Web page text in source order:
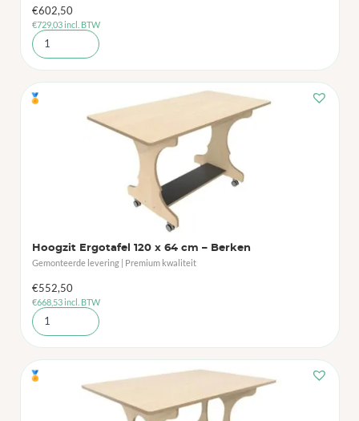
€602,50
€729,03incl. BTW
🏅
Hoogzit Ergotafel 120 x 64 cm – Berken
Gemonteerde levering | Premium kwaliteit
€552,50
€668,53incl. BTW
🏅